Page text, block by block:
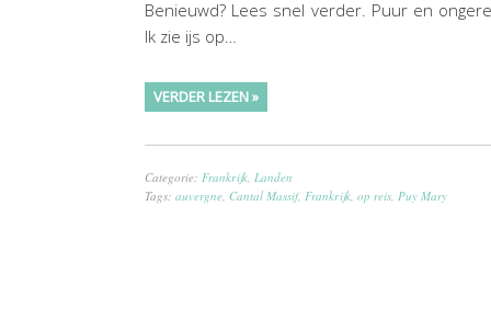
Benieuwd? Lees snel verder. Puur en
Ik zie ijs op…
VERDER LEZEN »
Categorie: Frankrijk, Landen
Tags: auvergne, Cantal Massif, Frankrijk, op reis, Puy Mary